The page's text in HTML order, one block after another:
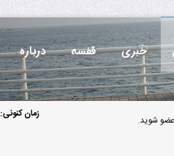
خبری قفسه درباره
زمان کنونی:
شوید.